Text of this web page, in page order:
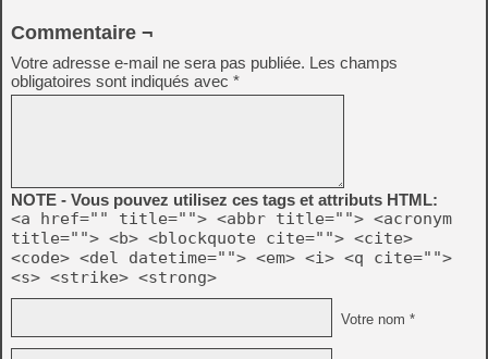
Commentaire ¬
Votre adresse e-mail ne sera pas publiée. Les champs
obligatoires sont indiqués avec *
NOTE - Vous pouvez utilisez ces tags et attributs HTML:
<a href="" title=""> <abbr title=""> <acronym
title=""> <b> <blockquote cite=""> <cite>
<code> <del datetime=""> <em> <i> <q cite="">
<s> <strike> <strong>
Votre nom *